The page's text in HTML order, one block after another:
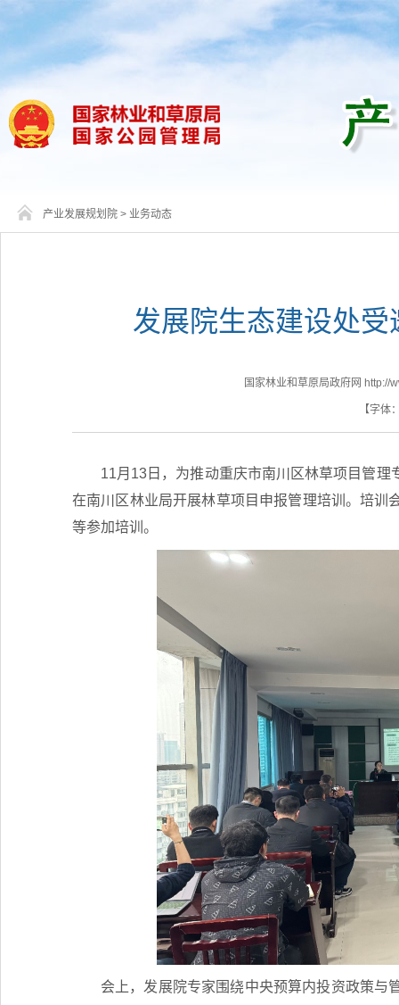
产业发展规划院 > 业务动态
发展院生态建设处
国家林业和草原局政府网 http://
【字体
11月13日，为推动重庆市南川区林草项目管
在南川区林业局开展林草项目申报管理培训。培训
等参加培训。
会上，发展院专家围绕中央预算内投资政策与